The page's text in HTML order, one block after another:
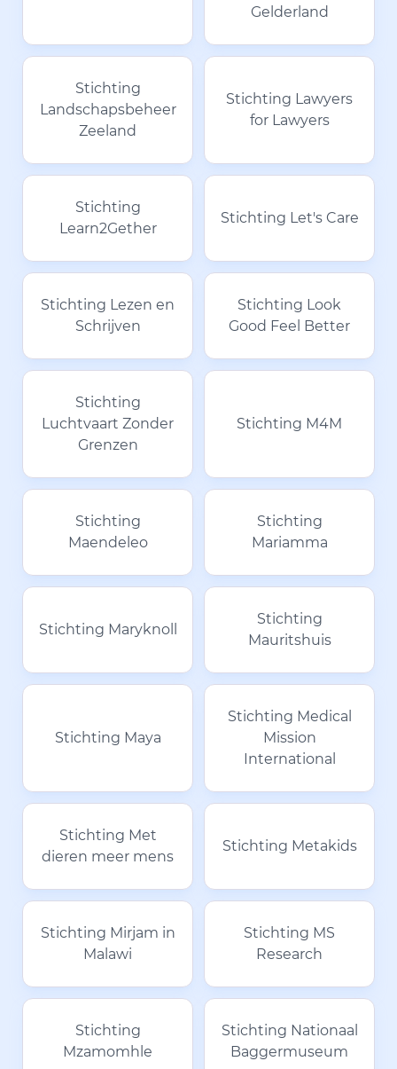
Gelderland
Stichting
Landschapsbeheer
Zeeland
Stichting Lawyers
for Lawyers
Stichting
Learn2Gether
Stichting Let's Care
Stichting Lezen en
Schrijven
Stichting Look
Good Feel Better
Stichting
Luchtvaart Zonder
Grenzen
Stichting M4M
Stichting
Maendeleo
Stichting
Mariamma
Stichting Maryknoll
Stichting
Mauritshuis
Stichting Maya
Stichting Medical
Mission
International
Stichting Met
dieren meer mens
Stichting Metakids
Stichting Mirjam in
Malawi
Stichting MS
Research
Stichting
Mzamomhle
Stichting Nationaal
Baggermuseum